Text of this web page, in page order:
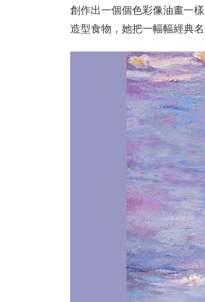
創作出一個個色彩像油畫一
造型食物，她把一幅幅經典